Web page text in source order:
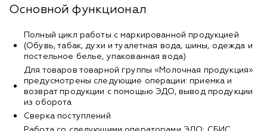
Основной функционал
Полный цикл работы с маркированной продукцией
(Обувь, табак, духи и туалетная вода, шины, одежда и
постельное белье, упакованная вода)
Для товаров товарной группы «Молочная продукция»
предусмотрены следующие операции: приемка и
возврат продукции с помощью ЭДО, вывод продукции
из оборота
Сверка поступлений